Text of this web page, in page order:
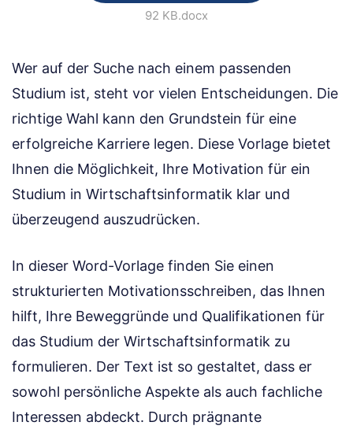
92 KB.docx
Wer auf der Suche nach einem passenden
Studium ist, steht vor vielen Entscheidungen. Die
richtige Wahl kann den Grundstein für eine
erfolgreiche Karriere legen. Diese Vorlage bietet
Ihnen die Möglichkeit, Ihre Motivation für ein
Studium in Wirtschaftsinformatik klar und
überzeugend auszudrücken.
In dieser Word-Vorlage finden Sie einen
strukturierten Motivationsschreiben, das Ihnen
hilft, Ihre Beweggründe und Qualifikationen für
das Studium der Wirtschaftsinformatik zu
formulieren. Der Text ist so gestaltet, dass er
sowohl persönliche Aspekte als auch fachliche
Interessen abdeckt. Durch prägnante